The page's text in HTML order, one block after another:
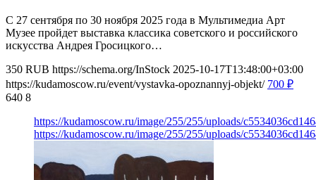
С 27 сентября по 30 ноября 2025 года в Мультимедиа Арт
Музее пройдет выставка классика советского и российского
искусства Андрея Гросицкого…
350 RUB https://schema.org/InStock 2025-10-17T13:48:00+03:00
https://kudamoscow.ru/event/vystavka-opoznannyj-objekt/ 700 ₽
640 8
https://kudamoscow.ru/image/255/255/uploads/
https://kudamoscow.ru/image/255/255/uploads/